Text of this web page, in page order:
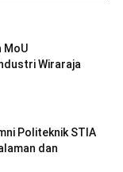
MoU
Wiraraja
Politeknik STIA
dan